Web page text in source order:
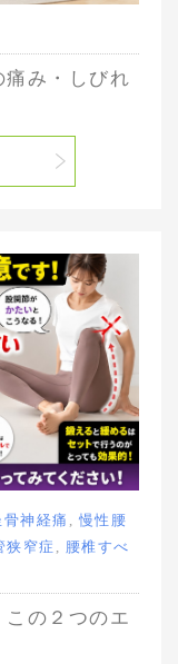
み・しびれ
骨神経痛
慢性腰
狭窄症
腰椎すべ
この２つのエ